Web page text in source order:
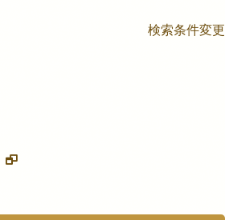
検索条件変更